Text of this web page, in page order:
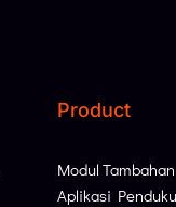
Product
Modul Tambahan
Aplikasi